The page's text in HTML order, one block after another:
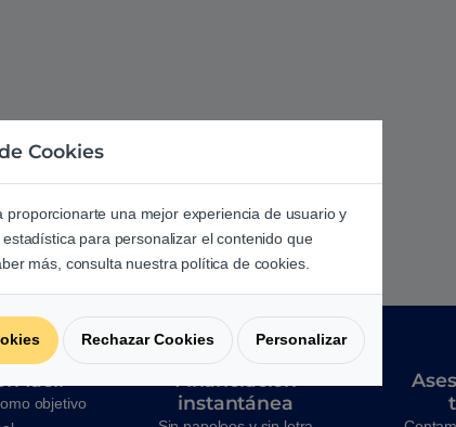
objetivo
instantánea
Cookies
proporcionarte una mejor experiencia de usuario y
para personalizar el contenido que
más, consulta nuestra política de cookies.
Rechazar Cookies Personalizar